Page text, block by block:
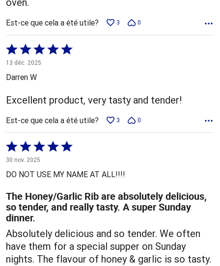
Est-ce que cela a été utile? 3 0
Coté
5 sur
5
13 déc. 2025
Darren W
Excellent product, very tasty and tender!
Est-ce que cela a été utile? 3 0
Coté
5 sur
5
30 nov. 2025
DO NOT USE MY NAME AT ALL!!!!
The Honey/Garlic Rib are absolutely delicious,
so tender, and really tasty. A super Sunday
dinner.
Absolutely delicious and so tender. We often
have them for a special supper on Sunday
nights. The flavour of honey & garlic is so tasty.